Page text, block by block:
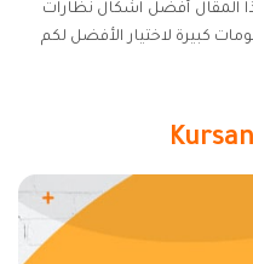
المقال أفضل اشكال نظارات
كبيرة لاختيار الأفضل لكم